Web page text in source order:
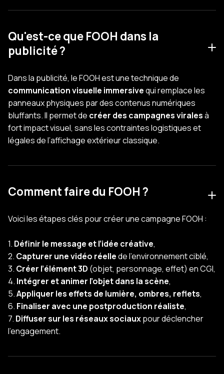
Qu'est-ce que FOOH dans la
publicité ?
Dans la publicité, le FOOH est une technique de
communication visuelle immersivequi remplace les
panneaux physiques par des contenus numériques
bluffants. Il permet de créer des campagnes viralesà
fort impact visuel, sans les contraintes logistiques et
légales de l’affichage extérieur classique.
Comment faire du FOOH ?
Voici les étapes clés pour créer une campagne FOOH :
1. Définir le message et l’idée créative,
2. Capturer une vidéo réellede l’environnement ciblé,
3. Créer l’élément 3D (objet, personnage, effet) en CGI,
4. Intégrer et animer l’objet dans la scène,
5.Appliquer les effets de lumière, ombres, reflets,
6. Finaliser avec une postproduction réaliste,
7. Diffuser sur les réseaux sociauxpour déclencher
l’engagement.